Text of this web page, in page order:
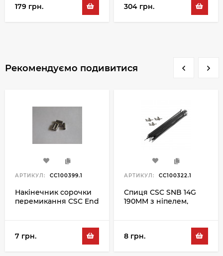
179 грн.
304 грн.
Рекомендуємо подивитися
АРТИКУЛ: CC100399.1
Накінечник сорочки
перемикання CSC End
7 грн.
АРТИКУЛ: CC100322.1
Спиця CSC SNB 14G
190MM з ніпелем,
8 грн.